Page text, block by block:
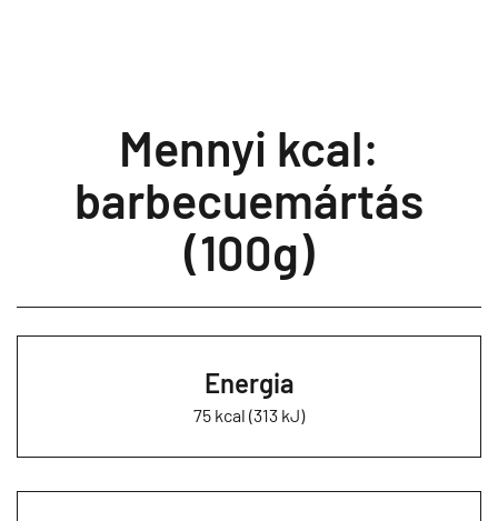
Mennyi kcal:
barbecuemártás
(100g)
Energia
75 kcal (313 kJ)